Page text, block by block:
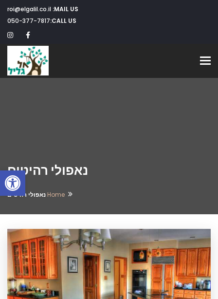
MAIL US:
CALL US:
050-377-7817
Toggle navigation
נאפולי רהיטים
Home נאפולי רהיטים